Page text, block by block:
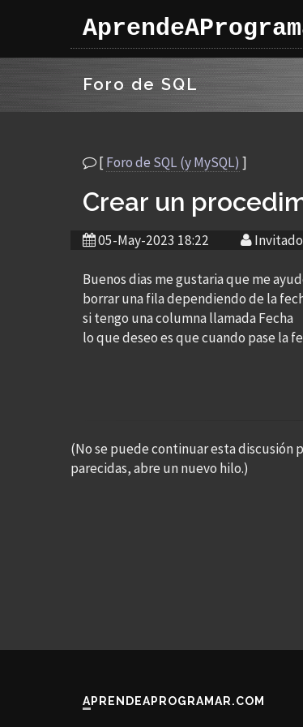
Foro de SQL
[Foro de SQL (y MySQL) ]
Crear un
05-May-2023 18:22
Buenos dias me gustaria que me
borrar una fila dependiendo de la
si tengo una columna llamada Fecha
lo que deseo es que cuando pase la
(No se puede continuar esta discusión
parecidas, abre un nuevo hilo.)
APRENDEAPROGRAMAR.COM